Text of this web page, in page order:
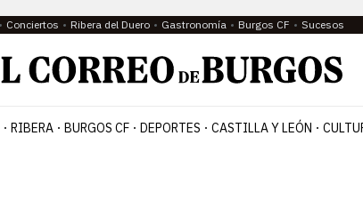
Conciertos Ribera del Duero Gastronomía Burgos CF Sucesos
RIBERA BURGOS CF DEPORTES CASTILLA Y LEÓN